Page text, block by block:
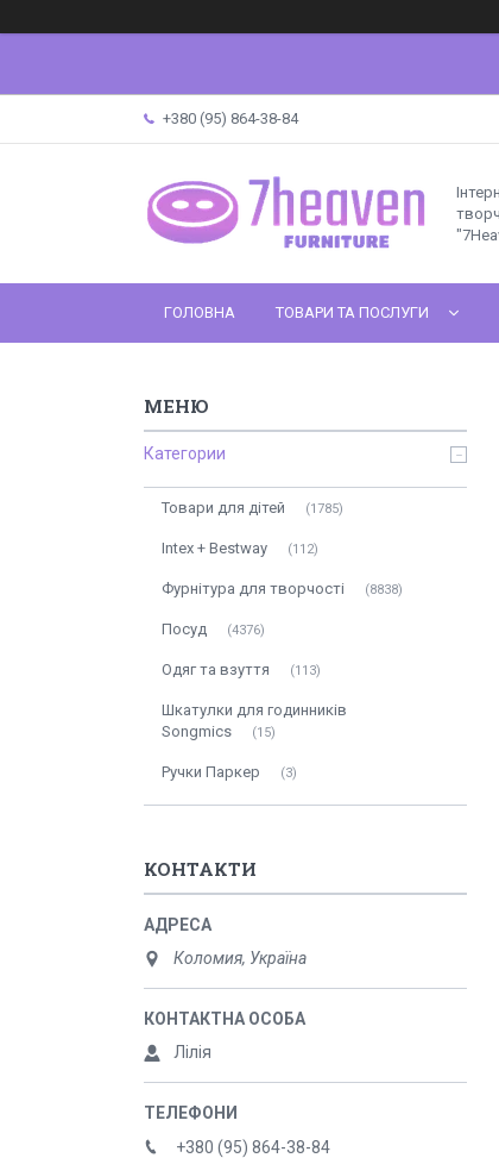
+380 (95) 864-38-84
ГОЛОВНА ТОВАРИ ТА ПОСЛУГИ
Категории
Товари для дітей 1785
Intex + Bestway 112
Фурнітура для творчості 8838
Посуд 4376
Одяг та взуття 113
Шкатулки для годинників
Songmics
15
Ручки Паркер 3
КОНТАКТИ
Коломия, Україна
Лілія
+380 (95) 864-38-84